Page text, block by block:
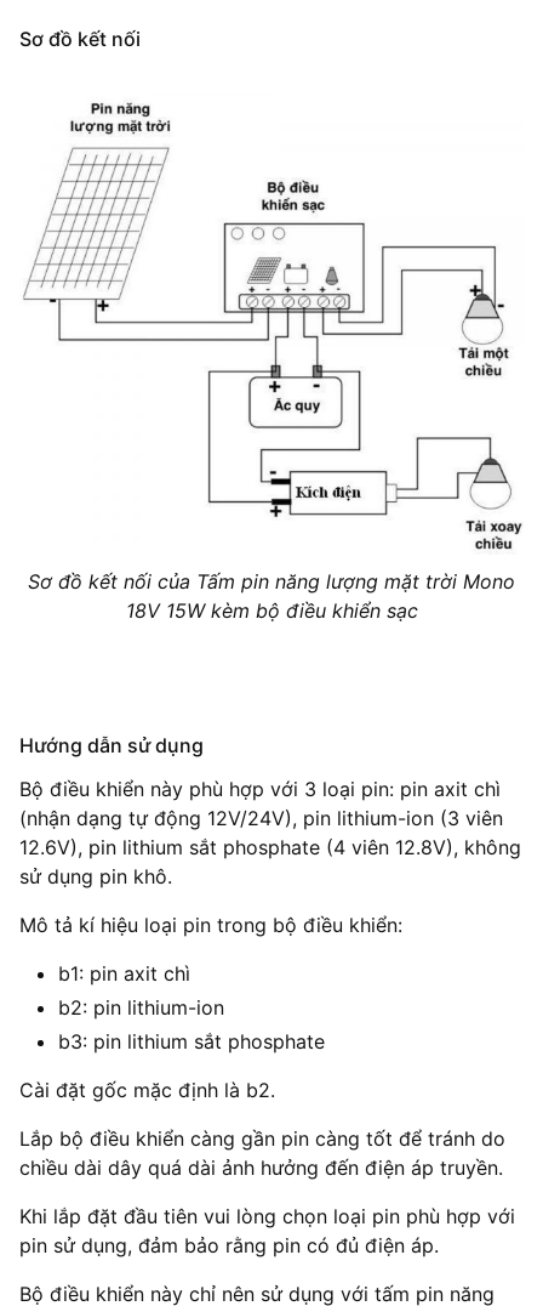
Sơ đồ kết nối
Sơ đồ kết nối của Tấm pin năng lượng mặt trời Mono
18V 15W kèm bộ điều khiển sạc
Hướng dẫn sử dụng
Bộ điều khiển này phù hợp với 3 loại pin: pin axit chì
(nhận dạng tự động 12V/24V), pin lithium-ion (3 viên
12.6V), pin lithium sắt phosphate (4 viên 12.8V), không
sử dụng pin khô.
Mô tả kí hiệu loại pin trong bộ điều khiển:
b1: pin axit chì
b2: pin lithium-ion
b3: pin lithium sắt phosphate
Cài đặt gốc mặc định là b2.
Lắp bộ điều khiển càng gần pin càng tốt để tránh do
chiều dài dây quá dài ảnh hưởng đến điện áp truyền.
Khi lắp đặt đầu tiên vui lòng chọn loại pin phù hợp với
pin sử dụng, đảm bảo rằng pin có đủ điện áp.
Bộ điều khiển này chỉ nên sử dụng với tấm pin năng